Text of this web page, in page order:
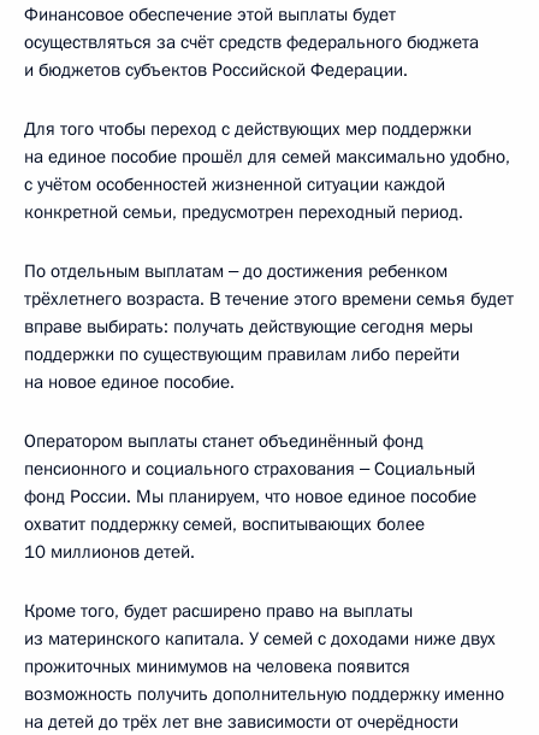
Финансовое обеспечение этой выплаты будет
осуществляться за счёт средств федерального бюджета
и бюджетов субъектов Российской Федерации.
Для того чтобы переход с действующих мер поддержки
на единое пособие прошёл для семей максимально удобно,
с учётом особенностей жизненной ситуации каждой
конкретной семьи, предусмотрен переходный период.
По отдельным выплатам ‒ до достижения ребенком
трёхлетнего возраста. В течение этого времени семья будет
вправе выбирать: получать действующие сегодня меры
поддержки по существующим правилам либо перейти
на новое единое пособие.
Оператором выплаты станет объединённый фонд
пенсионного и социального страхования ‒ Социальный
фонд России. Мы планируем, что новое единое пособие
охватит поддержку семей, воспитывающих более
10 миллионов детей.
Кроме того, будет расширено право на выплаты
из материнского капитала. У семей с доходами ниже двух
прожиточных минимумов на человека появится
возможность получить дополнительную поддержку именно
на детей до трёх лет вне зависимости от очерёдности